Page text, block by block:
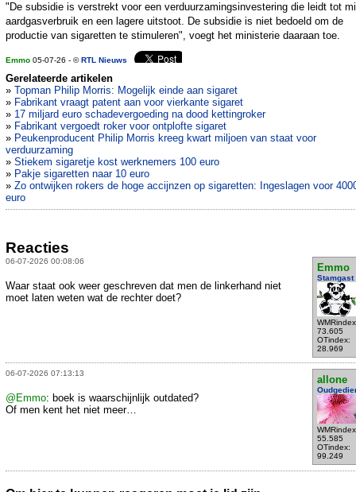
"De subsidie is verstrekt voor een verduurzamingsinvestering die leidt tot
aardgasverbruik en een lagere uitstoot. De subsidie is niet bedoeld om de
productie van sigaretten te stimuleren", voegt het ministerie daaraan toe.
Emmo 05-07-26 - ©RTL Nieuws
Gerelateerde artikelen
» Topman Philip Morris: Mogelijk einde aan sigaret
» Fabrikant vraagt patent aan voor vierkante sigaret
» 17 miljard euro schadevergoeding na dood kettingroker
» Fabrikant vergoedt roker voor ontplofte sigaret
» Peukenproducent Philip Morris kreeg kwart miljoen van staat voor
verduurzaming
» Stiekem sigaretje kost werknemers 100 euro
» Pakje sigaretten naar 10 euro
» Zo ontwijken rokers de hoge accijnzen op sigaretten: Ingeslagen voor
euro
Reacties
06-07-2026 00:08:06
Emmo
Stamgast
73.605
OTindex:
28.969
Waar staat ook weer geschreven dat men de linkerhand niet
moet laten weten wat de rechter doet?
06-07-2026 07:13:13
allone
55.585
OTindex:
99.249
@Emmo: boek is waarschijnlijk outdated?
Of men kent het niet meer…